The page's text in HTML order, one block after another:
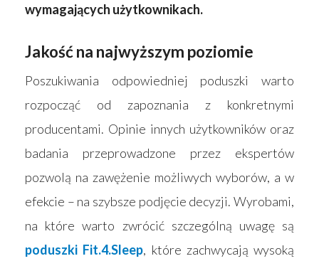
wymagających użytkownikach.
Jakość na najwyższym poziomie
Poszukiwania odpowiedniej poduszki warto
rozpocząć od zapoznania z konkretnymi
producentami. Opinie innych użytkowników oraz
badania przeprowadzone przez ekspertów
pozwolą na zawężenie możliwych wyborów, a w
efekcie – na szybsze podjęcie decyzji. Wyrobami,
na które warto zwrócić szczególną uwagę są
poduszki Fit.4.Sleep, które zachwycają wysoką